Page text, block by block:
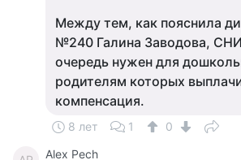
Между тем, как пояснила
№240 Галина Заводова,
очередь нужен для
родителям которых
компенсация.
8 лет 1 0
Alex Pech